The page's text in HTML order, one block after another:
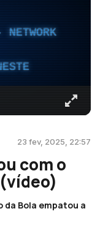
23 fev, 2025, 22:57
com o
da Bola empatou a